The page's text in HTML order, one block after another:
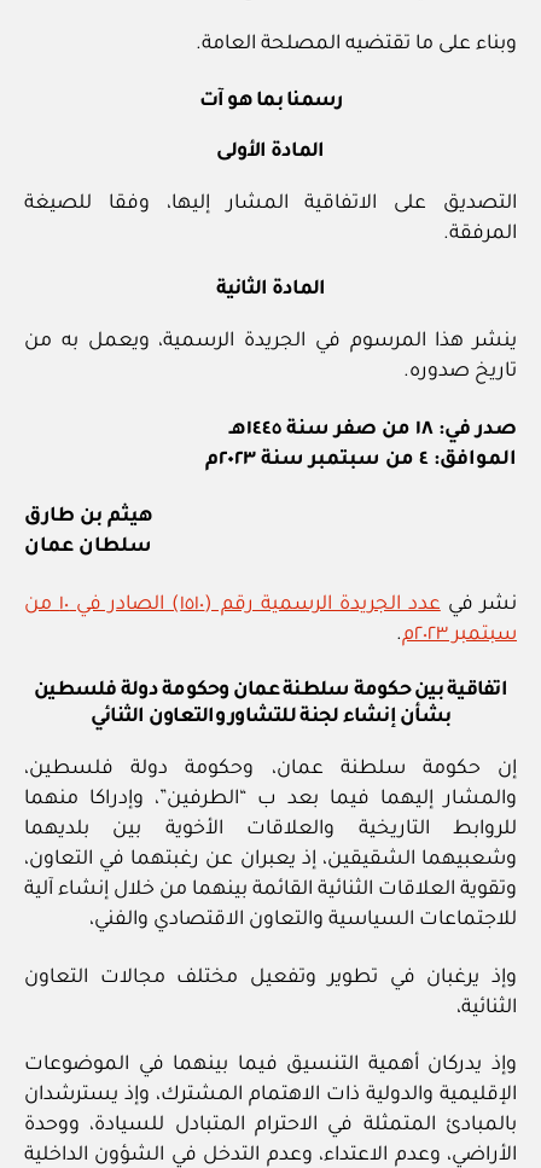
وبناء على ما تقتضيه المصلحة العامة.
رسمنا بما هو آت
المادة الأولى
التصديق على الاتفاقية المشار إليها، وفقا للصيغة
المرفقة.
المادة الثانية
ينشر هذا المرسوم في الجريدة الرسمية، ويعمل به من
تاريخ صدوره.
صدر في: ١٨ من صفر سنة ١٤٤٥هـ
الموافق: ٤ من سبتمبر سنة ٢٠٢٣م
هيثم بن طارق
سلطان عمان
نشر في
عدد الجريدة الرسمية رقم (١٥١٠) الصادر في ١٠ من
سبتمبر ٢٠٢٣م
.
اتفاقية بين حكومة سلطنة عمان وحكومة دولة فلسطين
بشأن إنشاء لجنة للتشاور والتعاون الثنائي
إن حكومة سلطنة عمان، وحكومة دولة فلسطين،
والمشار إليهما فيما بعد ب “الطرفين”، وإدراكا منهما
للروابط التاريخية والعلاقات الأخوية بين بلديهما
وشعبيهما الشقيقين، إذ يعبران عن رغبتهما في التعاون،
وتقوية العلاقات الثنائية القائمة بينهما من خلال إنشاء آلية
للاجتماعات السياسية والتعاون الاقتصادي والفني،
وإذ يرغبان في تطوير وتفعيل مختلف مجالات التعاون
الثنائية،
وإذ يدركان أهمية التنسيق فيما بينهما في الموضوعات
الإقليمية والدولية ذات الاهتمام المشترك، وإذ يسترشدان
بالمبادئ المتمثلة في الاحترام المتبادل للسيادة، ووحدة
الأراضي، وعدم الاعتداء، وعدم التدخل في الشؤون الداخلية